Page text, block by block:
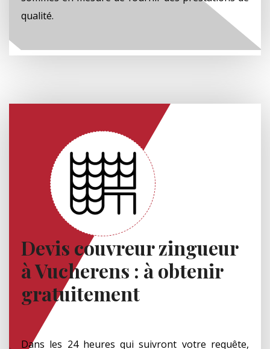
qualité.
Devis couvreur zingueur
à Vucherens : à obtenir
gratuitement
Dans les 24 heures qui suivront votre requête,